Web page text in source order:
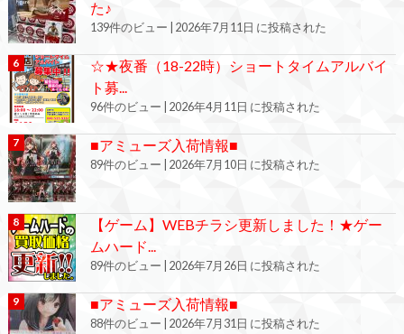
た♪
139件のビュー 2026年7月11日 に投稿された
☆★夜番（18-22時）ショートタイムアルバイ
ト募...
96件のビュー 2026年4月11日 に投稿された
■アミューズ入荷情報■
89件のビュー 2026年7月10日 に投稿された
【ゲーム】WEBチラシ更新しました！★ゲー
ムハード...
89件のビュー 2026年7月26日 に投稿された
■アミューズ入荷情報■
88件のビュー 2026年7月31日 に投稿された